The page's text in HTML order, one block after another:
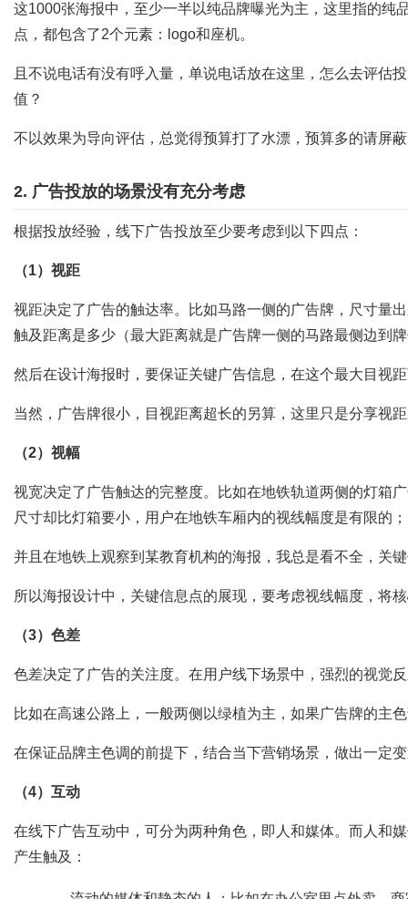
这1000张海报中，至少一半以纯品牌曝光为主，这里指的纯
点，都包含了2个元素：logo和座机。
且不说电话有没有呼入量，单说电话放在这里，怎么去评估
值？
不以效果为导向评估，总觉得预算打了水漂，预算多的请屏
2. 广告投放的场景没有充分考虑
根据投放经验，线下广告投放至少要考虑到以下四点：
（1）视距
视距决定了广告的触达率。比如马路一侧的广告牌，尺寸量
触及距离是多少（最大距离就是广告牌一侧的马路最侧边到
然后在设计海报时，要保证关键广告信息，在这个最大目视
当然，广告牌很小，目视距离超长的另算，这里只是分享视
（2）视幅
视宽决定了广告触达的完整度。比如在地铁轨道两侧的灯箱
尺寸却比灯箱要小，用户在地铁车厢内的视线幅度是有限的；
并且在地铁上观察到某教育机构的海报，我总是看不全，关
所以海报设计中，关键信息点的展现，要考虑视线幅度，将
（3）色差
色差决定了广告的关注度。在用户线下场景中，强烈的视觉
比如在高速公路上，一般两侧以绿植为主，如果广告牌的主
在保证品牌主色调的前提下，结合当下营销场景，做出一定
（4）互动
在线下广告互动中，可分为两种角色，即人和媒体。而人和
产生触及：